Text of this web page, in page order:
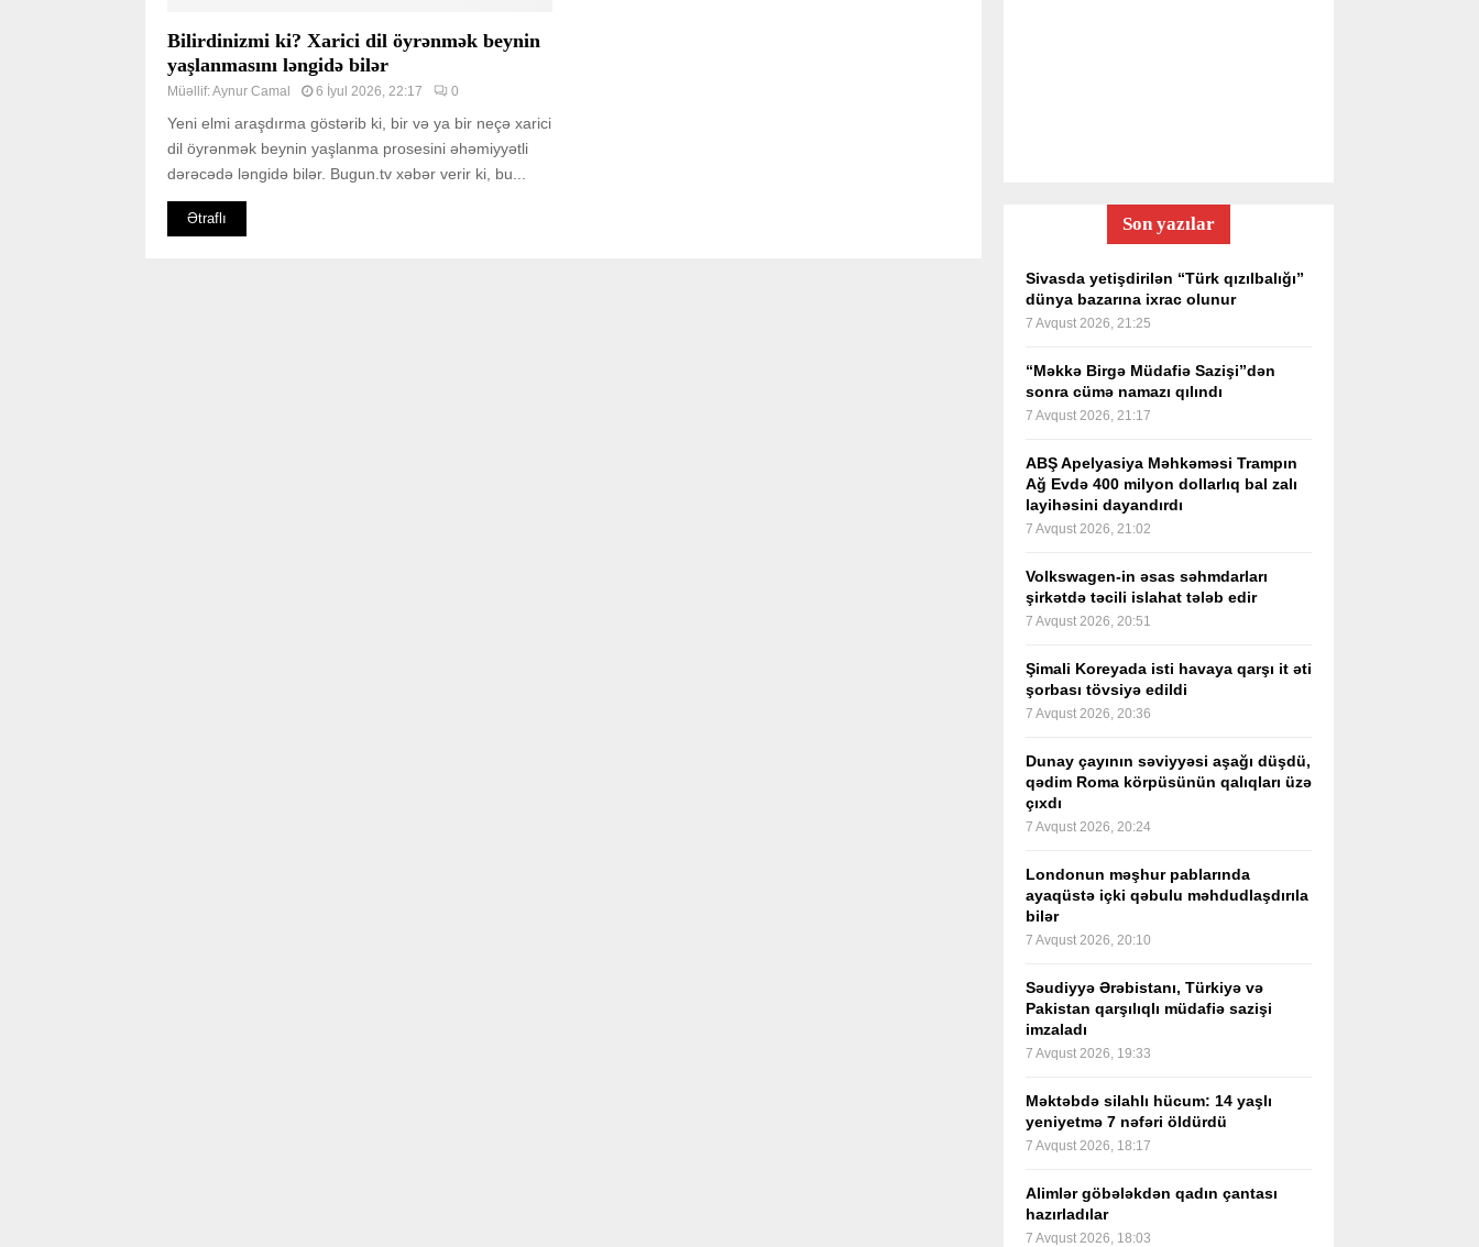
Bilirdinizmi ki? Xarici dil öyrənmək beynin
yaşlanmasını ləngidə bilər
Müəllif:Aynur Camal 6 İyul 2026, 22:17 0
Yeni elmi araşdırma göstərib ki, bir və ya bir neçə xarici
dil öyrənmək beynin yaşlanma prosesini əhəmiyyətli
dərəcədə ləngidə bilər. Bugun.tv xəbər verir ki, bu...
Ətraflı Son yazılar
Sivasda yetişdirilən “Türk qızılbalığı”
dünya bazarına ixrac olunur
7 Avqust 2026, 21:25
“Məkkə Birgə Müdafiə Sazişi”dən
sonra cümə namazı qılındı
7 Avqust 2026, 21:17
ABŞ Apelyasiya Məhkəməsi Trampın
Ağ Evdə 400 milyon dollarlıq bal zalı
layihəsini dayandırdı
7 Avqust 2026, 21:02
Volkswagen-in əsas səhmdarları
şirkətdə təcili islahat tələb edir
7 Avqust 2026, 20:51
Şimali Koreyada isti havaya qarşı it əti
şorbası tövsiyə edildi
7 Avqust 2026, 20:36
Dunay çayının səviyyəsi aşağı düşdü,
qədim Roma körpüsünün qalıqları üzə
çıxdı
7 Avqust 2026, 20:24
Londonun məşhur pablarında
ayaqüstə içki qəbulu məhdudlaşdırıla
bilər
7 Avqust 2026, 20:10
Səudiyyə Ərəbistanı, Türkiyə və
Pakistan qarşılıqlı müdafiə sazişi
imzaladı
7 Avqust 2026, 19:33
Məktəbdə silahlı hücum: 14 yaşlı
yeniyetmə 7 nəfəri öldürdü
7 Avqust 2026, 18:17
Alimlər göbələkdən qadın çantası
hazırladılar
7 Avqust 2026, 18:03